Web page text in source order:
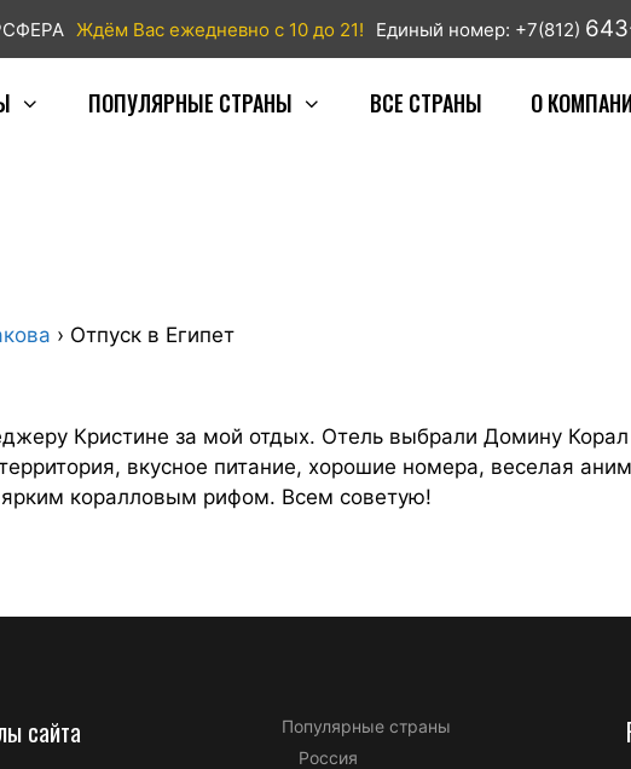
Ждём Вас ежедневно с 10 до 21! Единый номер: +7(812)
ПОПУЛЯРНЫЕ СТРАНЫ ВСЕ СТРАНЫ О
› Отпуск в Египет
Кристине за мой отдых. Отель выбрали Домину
вкусное питание, хорошие номера, веселая
коралловым рифом. Всем советую!
сайта
Популярные страны
Россия